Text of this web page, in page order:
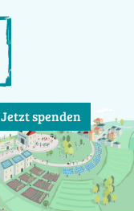
Jetzt spenden